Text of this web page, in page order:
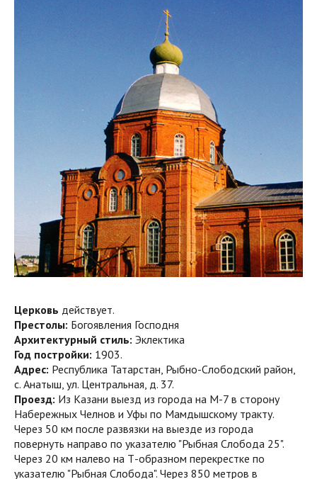
Церковь действует.
Престолы: Богоявления Господня
Архитектурный стиль: Эклектика
Год постройки: 1903.
Адрес: Республика Татарстан, Рыбно-Слободский район,
с. Анатыш, ул. Центральная, д. 37.
Проезд: Из Казани выезд из города на М-7 в сторону
Набережных Челнов и Уфы по Мамдышскому тракту.
Через 50 км после развязки на выезде из города
повернуть направо по указателю "Рыбная Слобода 25".
Через 20 км налево на Т-образном перекрестке по
указателю "Рыбная Слобода". Через 850 метров в